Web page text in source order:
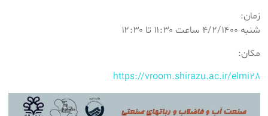
زمان:
شنبه ۴/۲/۱۴۰۰ ساعت ۱۱:۳۰ تا ۱۲:۳۰
مکان:
https://vroom.shirazu.ac.ir/elmi28